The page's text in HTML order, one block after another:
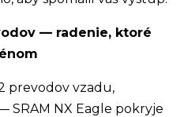
— radenie, ktoré
prevodov vzadu,
SRAM NX Eagle pokryje